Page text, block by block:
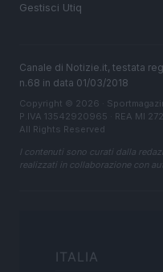
Gestisci Utiq
Canale di Notizie.it, testata
n.68 in data 01/03/2018
Copyright © 2026 ·
P.IVA 13542920965 · REA MI
All Rights Reserved
I contenuti sono curati dalla
realizzati in collaborazione con
ITALIA